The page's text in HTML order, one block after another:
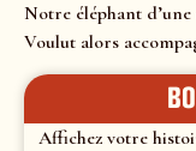
Notre éléphant
Voulut alors
Affichez votre